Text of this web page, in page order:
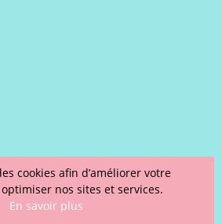
cookies afin d’améliorer votre
nos sites et services.
En savoir plus